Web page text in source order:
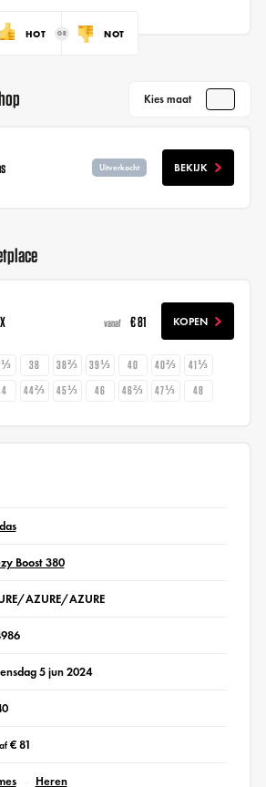
HOT NOT
Kies maat
Uitverkocht BEKIJK
vanaf € 81 KOPEN
38 38⅔ 39⅓ 40 40⅔
41⅓
44⅔ 45⅓ 46 46⅔ 47⅓ 48
Boost 380
AZURE/AZURE
5 jun 2024
€ 81
Heren